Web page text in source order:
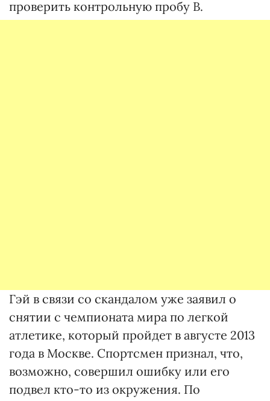
проверить контрольную пробу B.
Гэй в связи со скандалом уже заявил о
снятии с чемпионата мира по легкой
атлетике, который пройдет в августе 2013
года в Москве. Спортсмен признал, что,
возможно, совершил ошибку или его
подвел кто-то из окружения. По